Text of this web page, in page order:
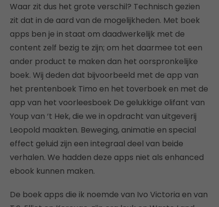
Waar zit dus het grote verschil? Technisch gezien
zit dat in de aard van de mogelijkheden. Met boek
apps ben je in staat om daadwerkelijk met de
content zelf bezig te zijn; om het daarmee tot een
ander product te maken dan het oorspronkelijke
boek. Wij deden dat bijvoorbeeld met de app van
het prentenboek Timo en het toverboek en met de
app van het voorleesboek De gelukkige olifant van
Youp van ‘t Hek, die we in opdracht van uitgeverij
Leopold maakten. Beweging, animatie en special
effect geluid zijn een integraal deel van beide
verhalen. We hadden deze apps niet als enhanced
ebook kunnen maken.
De boek apps die ik noemde van Ivo Victoria en van